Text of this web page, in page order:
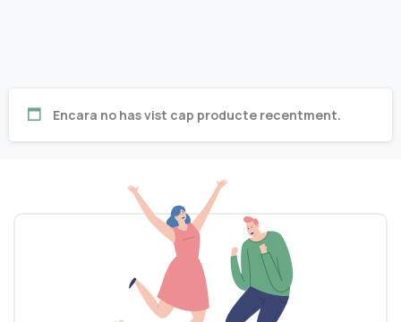
Encara no has vist cap producte recentment.